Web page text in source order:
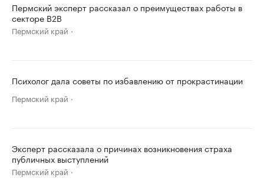
Пермский эксперт рассказал о преимуществах работы в
секторе B2B
Пермский край
Психолог дала советы по избавлению от прокрастинации
Пермский край
Эксперт рассказала о причинах возникновения страха
публичных выступлений
Пермский край